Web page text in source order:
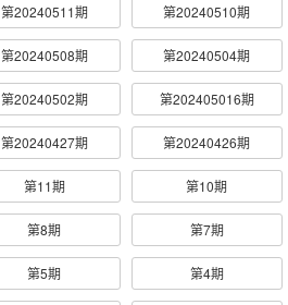
第20240511期 第20240510期
第20240508期 第20240504期
第20240502期 第202405016期
第20240427期 第20240426期
第11期 第10期
第8期 第7期
第5期 第4期